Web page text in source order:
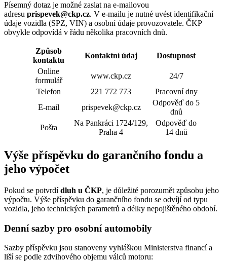
Písemný dotaz je možné zaslat na e-mailovou
adresu prispevek@ckp.cz. V e-mailu je nutné uvést identifikační
údaje vozidla (SPZ, VIN) a osobní údaje provozovatele. ČKP
obvykle odpovídá v řádu několika pracovních dnů.
Způsob
kontaktu
Kontaktní údaj
Dostupnost
Online
formulář
www.ckp.cz
24/7
Telefon
221 772 773
Pracovní dny
E-mail
prispevek@ckp.cz
Odpověď do 5
dnů
Pošta
Na Pankráci 1724/129,
Praha 4
Odpověď do
14 dnů
Výše příspěvku do garančního fondu a
jeho výpočet
Pokud se potvrdídluh u ČKP, je důležité porozumět způsobu jeho
výpočtu. Výše příspěvku do garančního fondu se odvíjí od typu
vozidla, jeho technických parametrů a délky nepojištěného období.
Denní sazby pro osobní automobily
Sazby příspěvku jsou stanoveny vyhláškou Ministerstva financí a
liší se podle zdvihového objemu válců motoru: